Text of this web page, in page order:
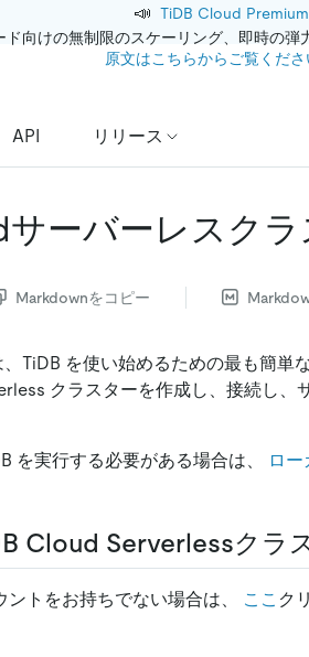
📣 TiDB Cloud Premium
向けの無制限のスケーリング、即時の
原文はこちらからご覧くださ
API リリース
サーバーレスク
Markdownをコピー
TiDB を使い始めるための最も簡単
クラスターを作成し、接続し、
を実行する必要がある場合は、 ロ
Cloud Serverlessクラ
トをお持ちでない場合は、 ここ ク